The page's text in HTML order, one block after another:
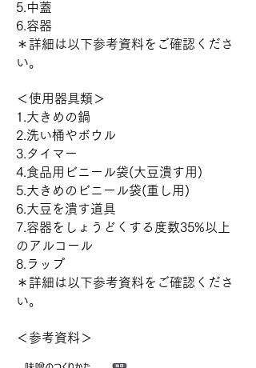
5.中蓋
6.容器
＊詳細は以下参考資料をご確認くださ
い。
＜使用器具類＞
1.大きめの鍋
2.洗い桶やボウル
3.タイマー
4.食品用ビニール袋(大豆潰す用)
5.大きめのビニール袋(重し用)
6.大豆を潰す道具
7.容器をしょうどくする度数35%以上
のアルコール
8.ラップ
＊詳細は以下参考資料をご確認くださ
い。
＜参考資料＞